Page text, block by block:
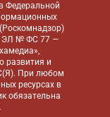
Федеральной
ЭЛ № ФС 77 —
развития и
При любом
ресурсах в
обязательна